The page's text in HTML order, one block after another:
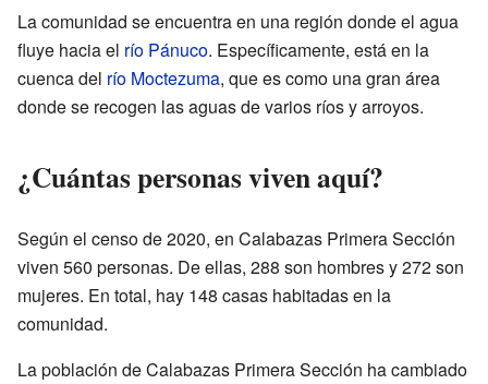
La comunidad se encuentra en una región donde el agua
fluye hacia el río Pánuco. Específicamente, está en la
cuenca del río Moctezuma, que es como una gran área
donde se recogen las aguas de varios ríos y arroyos.
¿Cuántas personas viven aquí?
Según el censo de 2020, en Calabazas Primera Sección
viven 560 personas. De ellas, 288 son hombres y 272 son
mujeres. En total, hay 148 casas habitadas en la
comunidad.
La población de Calabazas Primera Sección ha cambiado